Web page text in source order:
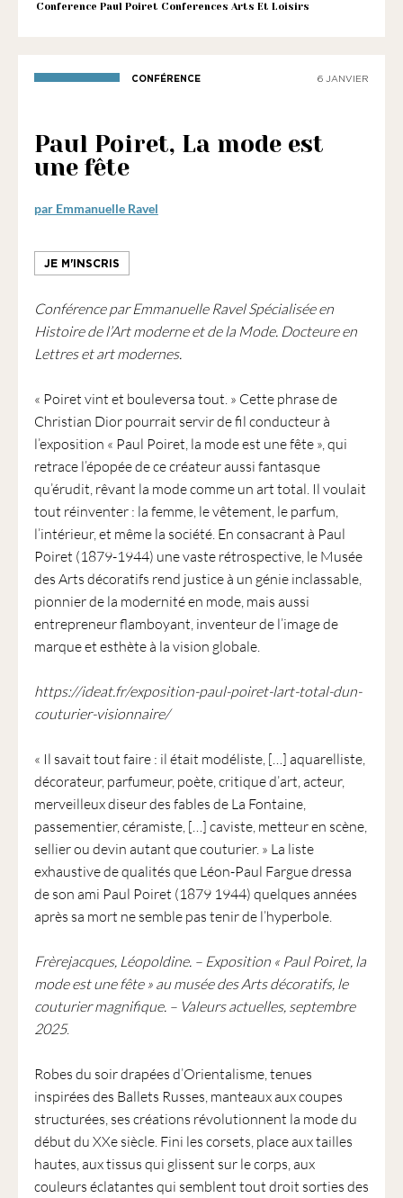
1901
vocation
Conference Paul Poiret Conferences Arts Et Loisirs
CONFÉRENCE 6 JANVIER
Paul Poiret, La mode est
une fête
par Emmanuelle Ravel
JE M'INSCRIS
Conférence par Emmanuelle Ravel Spécialisée en
Histoire de l’Art moderne et de la Mode. Docteure en
Lettres et art modernes.
« Poiret vint et bouleversa tout. » Cette phrase de
Christian Dior pourrait servir de fil conducteur à
l’exposition « Paul Poiret, la mode est une fête », qui
retrace l’épopée de ce créateur aussi fantasque
qu’érudit, rêvant la mode comme un art total. Il voulait
tout réinventer : la femme, le vêtement, le parfum,
l’intérieur, et même la société. En consacrant à Paul
Poiret (1879-1944) une vaste rétrospective, le Musée
des Arts décoratifs rend justice à un génie inclassable,
pionnier de la modernité en mode, mais aussi
entrepreneur flamboyant, inventeur de l’image de
marque et esthète à la vision globale.
https://ideat.fr/exposition-paul-poiret-lart-total-dun-
couturier-visionnaire/
« Il savait tout faire : il était modéliste, […] aquarelliste,
décorateur, parfumeur, poète, critique d’art, acteur,
merveilleux diseur des fables de La Fontaine,
passementier, céramiste, […] caviste, metteur en scène,
sellier ou devin autant que couturier. » La liste
exhaustive de qualités que Léon-Paul Fargue dressa
de son ami Paul Poiret (1879 1944) quelques années
après sa mort ne semble pas tenir de l’hyperbole.
Frèrejacques, Léopoldine. – Exposition « Paul Poiret, la
mode est une fête » au musée des Arts décoratifs, le
couturier magnifique. – Valeurs actuelles, septembre
2025.
Robes du soir drapées d’Orientalisme, tenues
inspirées des Ballets Russes, manteaux aux coupes
structurées, ses créations révolutionnent la mode du
début du XXe siècle. Fini les corsets, place aux tailles
hautes, aux tissus qui glissent sur le corps, aux
couleurs éclatantes qui semblent tout droit sorties des